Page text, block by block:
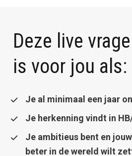
Deze live
is voor jou als:
Je al minimaal een jaar
Je herkenning vindt in
Je ambitieus bent en
beter in de wereld wilt